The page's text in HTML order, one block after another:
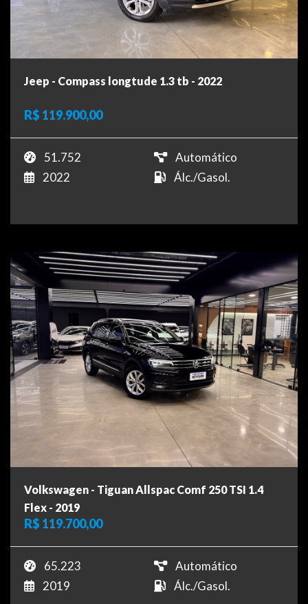
Jeep - Compass longtude 1.3 tb - 2022
R$ 119.900,00
51.752
Automático
2022
Álc./Gasol.
Volkswagen - Tiguan Allspac Comf 250 TSI 1.4
Flex - 2019
R$ 119.700,00
65.223
Automático
2019
Álc./Gasol.